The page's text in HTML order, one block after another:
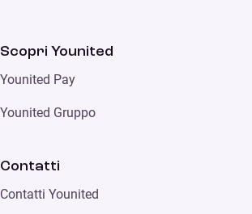
Scopri Younited
Younited Pay
Younited Gruppo
Contatti
Contatti Younited